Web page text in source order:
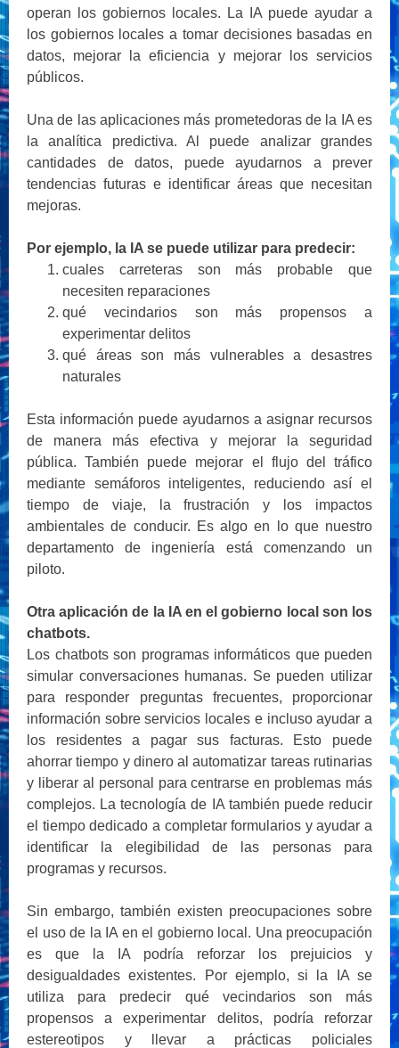
operan los gobiernos locales. La IA puede ayudar a
los gobiernos locales a tomar decisiones basadas en
datos, mejorar la eficiencia y mejorar los servicios
públicos.
Una de las aplicaciones más prometedoras de la IA es
la analítica predictiva. Al puede analizar grandes
cantidades de datos, puede ayudarnos a prever
tendencias futuras e identificar áreas que necesitan
mejoras.
Por ejemplo, la IA se puede utilizar para predecir:
cuales carreteras son más probable que
necesiten reparaciones
qué vecindarios son más propensos a
experimentar delitos
qué áreas son más vulnerables a desastres
naturales
Esta información puede ayudarnos a asignar recursos
de manera más efectiva y mejorar la seguridad
pública. También puede mejorar el flujo del tráfico
mediante semáforos inteligentes, reduciendo así el
tiempo de viaje, la frustración y los impactos
ambientales de conducir. Es algo en lo que nuestro
departamento de ingeniería está comenzando un
piloto.
Otra aplicación de la IA en el gobierno local son los
chatbots.
Los chatbots son programas informáticos que pueden
simular conversaciones humanas. Se pueden utilizar
para responder preguntas frecuentes, proporcionar
información sobre servicios locales e incluso ayudar a
los residentes a pagar sus facturas. Esto puede
ahorrar tiempo y dinero al automatizar tareas rutinarias
y liberar al personal para centrarse en problemas más
complejos. La tecnología de IA también puede reducir
el tiempo dedicado a completar formularios y ayudar a
identificar la elegibilidad de las personas para
programas y recursos.
Sin embargo, también existen preocupaciones sobre
el uso de la IA en el gobierno local. Una preocupación
es que la IA podría reforzar los prejuicios y
desigualdades existentes. Por ejemplo, si la IA se
utiliza para predecir qué vecindarios son más
propensos a experimentar delitos, podría reforzar
estereotipos y llevar a prácticas policiales